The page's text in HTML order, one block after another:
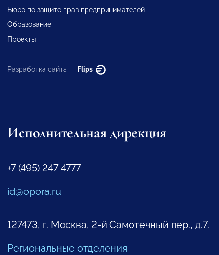
Бюро по защите прав предпринимателей
Образование
Проекты
Разработка сайта — Flips
Исполнительная дирекция
+7 (495) 247 4777
id@opora.ru
127473, г. Москва, 2-й Самотечный пер., д.7.
Региональные отделения